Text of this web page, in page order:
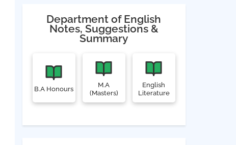
Department of English
Notes, Suggestions &
Summary
B.A Honours
M.A
(Masters)
English
Literature